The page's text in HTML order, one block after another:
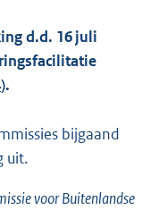
d.d. 16 juli
).
bijgaand
uit.
voor Buitenlandse